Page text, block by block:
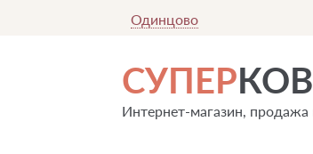
Одинцово
СУПЕР
Интернет-магазин,